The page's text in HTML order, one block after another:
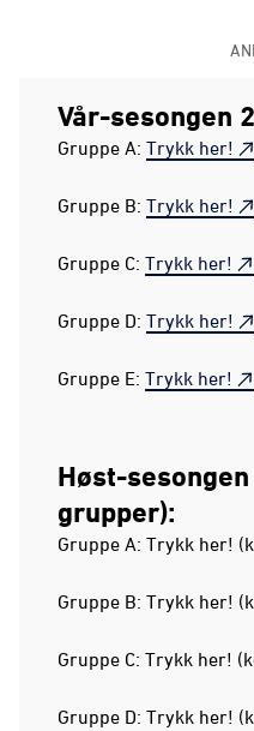
Vår-sesongen
Gruppe A: Trykk her!
Gruppe B: Trykk her!
Gruppe C: Trykk her!
Gruppe D: Trykk her!
Gruppe E: Trykk her!
Høst-
grupper):
Gruppe A: Trykk her!
Gruppe B: Trykk her!
Gruppe C: Trykk her!
Gruppe D: Trykk her!